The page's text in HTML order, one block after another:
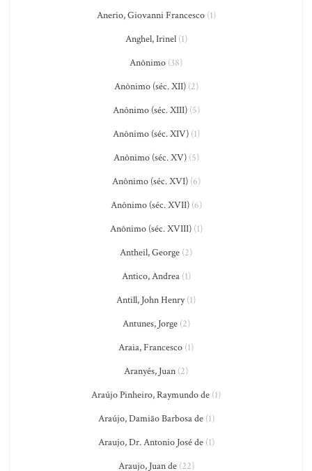
Anerio, Giovanni Francesco(1)
Anghel, Irinel(1)
Anônimo (38)
Anônimo (séc. XII)(2)
Anônimo (séc. XIII)(5)
Anônimo (séc. XIV)(1)
Anônimo (séc. XV)(5)
Anônimo (séc. XVI)(6)
Anônimo (séc. XVII)(6)
Anônimo (séc. XVIII)(1)
Antheil, George (2)
Antico, Andrea(1)
Antill, John Henry(1)
Antunes, Jorge(2)
Araia, Francesco (1)
Aranyés, Juan (2)
Araújo Pinheiro, Raymundo de (1)
Araújo, Damião Barbosa de(1)
Araujo, Dr. Antonio José de(1)
Araujo, Juan de(22)